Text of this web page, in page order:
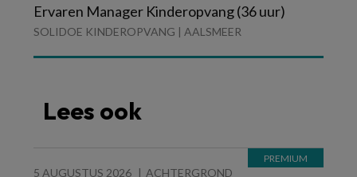
Ervaren Manager Kinderopvang (36 uur)
SOLIDOE KINDEROPVANG | AALSMEER
Lees ook
5 AUGUSTUS 2026 ACHTERGROND